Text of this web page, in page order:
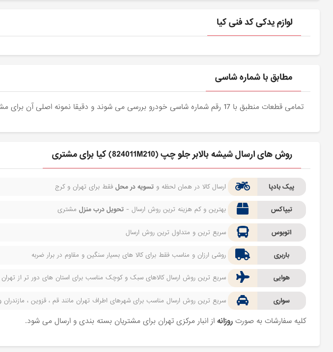
لوازم یدکی کد فنی کیا
مطابق با شماره شاسی
تمامی قطعات منطبق با 17 رقم شماره شاسی خودرو بررسی می شوند و دقیقا نمونه اصلی آن برای مشتریان عزیز ارسال می شود.
روش های ارسال شيشه بالابر جلو چپ (824011M210) کیا برای مشتری
پیک بادپا ارسال کالا در همان لحظه وتسویه در محل فقط برای تهران و کرج
تیپاکس بهترین و کم هزینه ترین روش ارسال -تحویل درب منزل مشتری
اتوبوس سریع ترین و متداول ترین روش ارسال
باربری روشی ارزان و مناسب فقط برای کالا های بسیار سنگین و مقاوم در برار ضربه
هوایی سریع ترین روش ارسال کالاهای سبک و کوچک مناسب برای استان های دور تر از تهران
سواری سریع ترین روش ارسال مناسب برای شهرهای اطراف تهران مانند قم ، قزوین ، مازندران
کلیه سفارشات به صورتروزانه از انبار مرکزی تهران برای مشتریان بسته بندی و ارسال می شود.